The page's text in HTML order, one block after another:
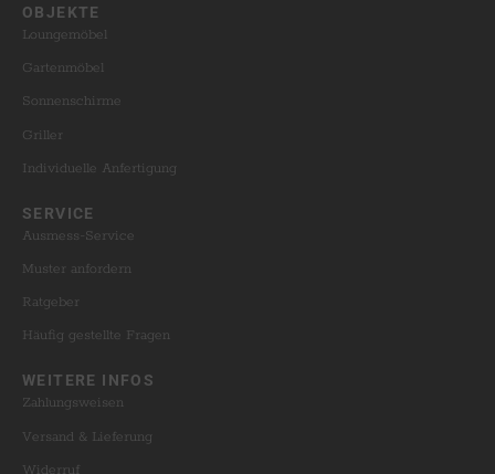
OBJEKTE​
Loungemöbel
Gartenmöbel
Sonnenschirme
Griller
Individuelle Anfertigung
SERVICE​
Ausmess-Service
Muster anfordern
Ratgeber
Häufig gestellte Fragen
WEITERE INFOS​
Zahlungsweisen
Versand & Lieferung
Widerruf